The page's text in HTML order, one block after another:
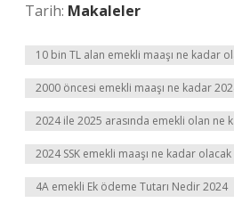
Tarih: Makaleler
10 bin TL alan emekli maaşı ne kadar
2000 öncesi emekli maaşı ne kadar
2024 ile 2025 arasında emekli olan ne
2024 SSK emekli maaşı ne kadar olacak
4A emekli Ek ödeme Tutarı Nedir 2024